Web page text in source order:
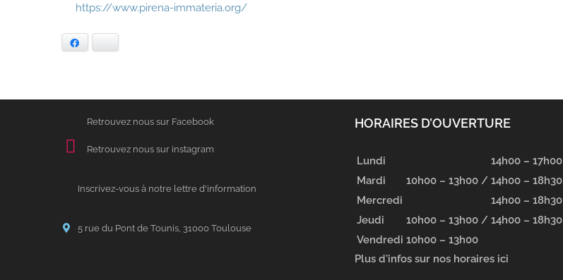
https://www.pirena-immateria.org/
Retrouvez nous sur Facebook
Retrouvez nous sur instagram
Inscrivez-vous à notre lettre d'information
5 rue du Pont de Tounis, 31000 Toulouse
HORAIRES D’OUVERTURE
Lundi
14h00 – 17h00
Mardi
10h00 – 13h00 / 14h00 – 18h30
Mercredi
14h00 – 18h30
Jeudi
10h00 – 13h00 / 14h00 – 18h30
Vendredi 10h00 – 13h00
Plus d'infos sur nos horaires ici